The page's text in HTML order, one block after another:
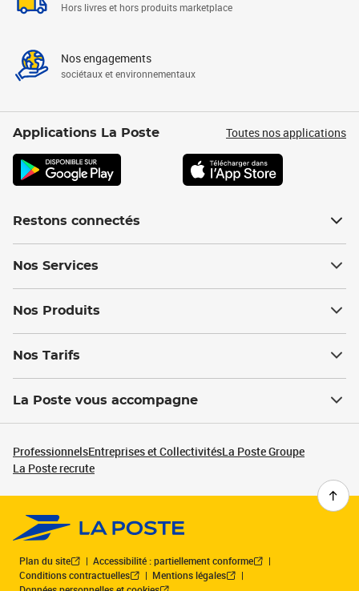
Hors livres et hors produits marketplace
Nos engagements
sociétaux et environnementaux
Applications La Poste Toutes nos applications
Restons connectés
Nos Services
Nos Produits
Nos Tarifs
La Poste vous accompagne
ProfessionnelsEntreprises et CollectivitésLa Poste Groupe
La Poste recrute
Plan du site
Accessibilité : partiellement conforme
Conditions contractuelles
Mentions légales